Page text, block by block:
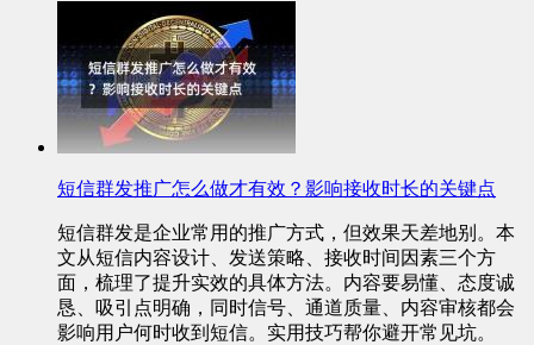
短信群发推广怎么做才有效？影响接收时长的关键点
短信群发是企业常用的推广方式，但效果天差地别。本
文从短信内容设计、发送策略、接收时间因素三个方
面，梳理了提升实效的具体方法。内容要易懂、态度诚
恳、吸引点明确，同时信号、通道质量、内容审核都会
影响用户何时收到短信。实用技巧帮你避开常见坑。